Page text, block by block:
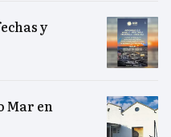
y
Mar en